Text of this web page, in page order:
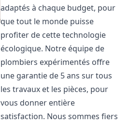
adaptés à chaque budget, pour
que tout le monde puisse
profiter de cette technologie
écologique. Notre équipe de
plombiers expérimentés offre
une garantie de 5 ans sur tous
les travaux et les pièces, pour
vous donner entière
satisfaction. Nous sommes fiers